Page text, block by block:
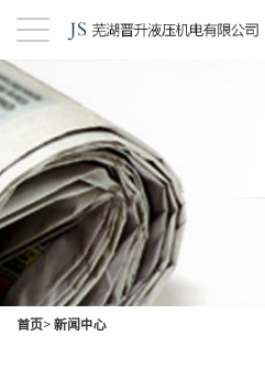
首页> 新闻中心